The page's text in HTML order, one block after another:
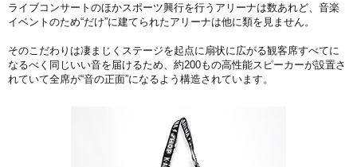
ライブコンサートのほかスポーツ興行を行うアリーナは数あれど、音楽
イベントのため“だけ”に建てられたアリーナは他に類を見ません。
そのこだわりは凄まじくステージを起点に扇状に広がる観客席すべてに
なるべく同じいい音を届けるため、約200もの高性能スピーカーが設置さ
れていて全席が“音の正面”になるよう構造されています。